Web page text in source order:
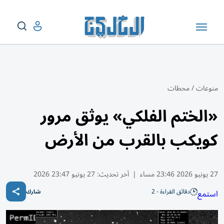
منوعات/محطات
«الختم الفلكي» يوثق مرور
كويكب بالقرب من الأرض
27 يونيو 2026 23:46 مساء | آخر تحديث:27 يونيو 23:47 2026
استمع دقائق القراءة - 2 شارك